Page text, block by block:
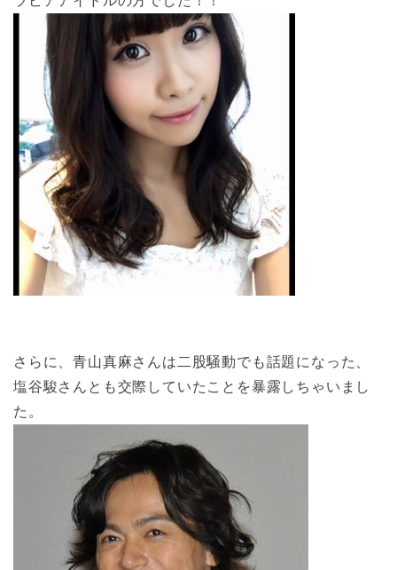
さらに、青山真麻さんは二股騒動でも話題になった、
塩谷駿さんとも交際していたことを暴露しちゃいまし
た。